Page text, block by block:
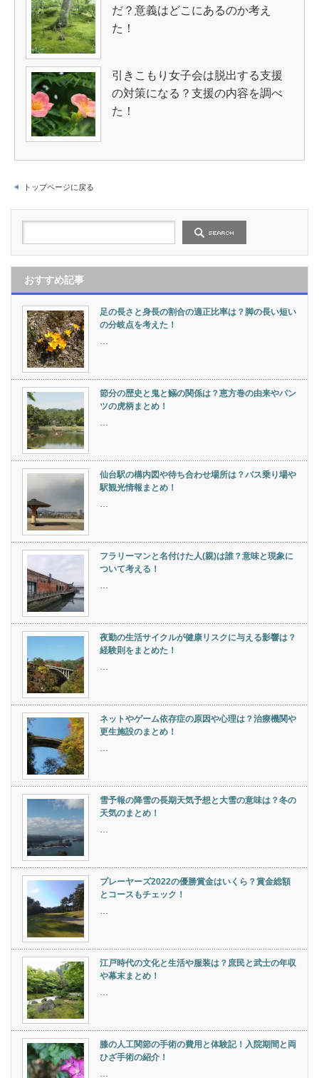
だ？意義はどこにあるのか考え
た！
引きこもり女子会は脱出する支援
の対策になる？支援の内容を調べ
た！
トップページに戻る
おすすめ記事
足の長さと身長の割合の適正比率は？脚の長い短い
の分岐点を考えた！
…
節分の歴史と鬼と鰯の関係は？恵方巻の由来やパン
ツの虎柄まとめ！
…
仙台駅の構内図や待ち合わせ場所は？バス乗り場や
駅観光情報まとめ！
…
フラリーマンと名付けた人(親)は誰？意味と現象に
ついて考える！
…
夜勤の生活サイクルが健康リスクに与える影響は？
経験則をまとめた！
…
ネットやゲーム依存症の原因や心理は？治療機関や
更生施設のまとめ！
…
雪予報の降雪の長期天気予想と大雪の意味は？冬の
天気のまとめ！
…
プレーヤーズ2022の優勝賞金はいくら？賞金総額
とコースもチェック！
…
江戸時代の文化と生活や服装は？庶民と武士の年収
や幕末まとめ！
…
膝の人工関節の手術の費用と体験記！入院期間と両
ひざ手術の紹介！
…